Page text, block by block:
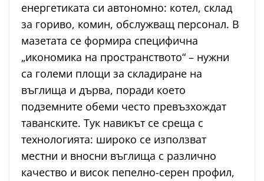
енергетиката си автономно: котел, склад
за гориво, комин, обслужващ персонал. В
мазетата се формира специфична
„икономика на пространството“ – нужни
са големи площи за складиране на
въглища и дърва, поради което
подземните обеми често превъзхождат
таванските. Тук навикът се среща с
технологията: широко се използват
местни и вносни въглища с различно
качество и висок пепелно-серен профил,